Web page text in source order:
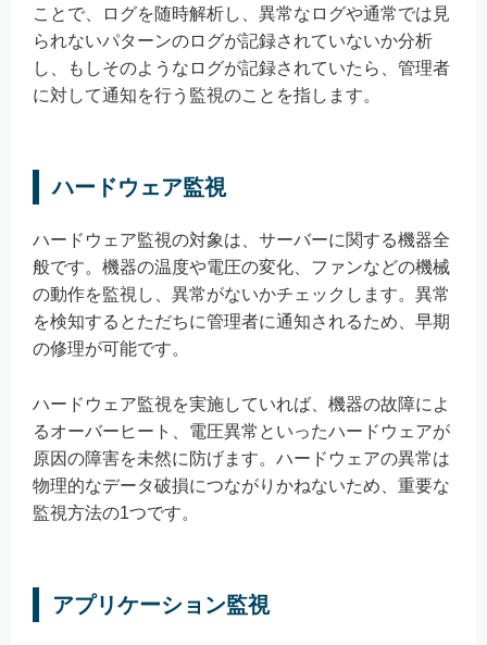
ことで、ログを随時解析し、異常なログや通常では見
られないパターンのログが記録されていないか分析
し、もしそのようなログが記録されていたら、管理者
に対して通知を行う監視のことを指します。
ハードウェア監視
ハードウェア監視の対象は、サーバーに関する機器全
般です。機器の温度や電圧の変化、ファンなどの機械
の動作を監視し、異常がないかチェックします。異常
を検知するとただちに管理者に通知されるため、早期
の修理が可能です。
ハードウェア監視を実施していれば、機器の故障によ
るオーバーヒート、電圧異常といったハードウェアが
原因の障害を未然に防げます。ハードウェアの異常は
物理的なデータ破損につながりかねないため、重要な
監視方法の1つです。
アプリケーション監視